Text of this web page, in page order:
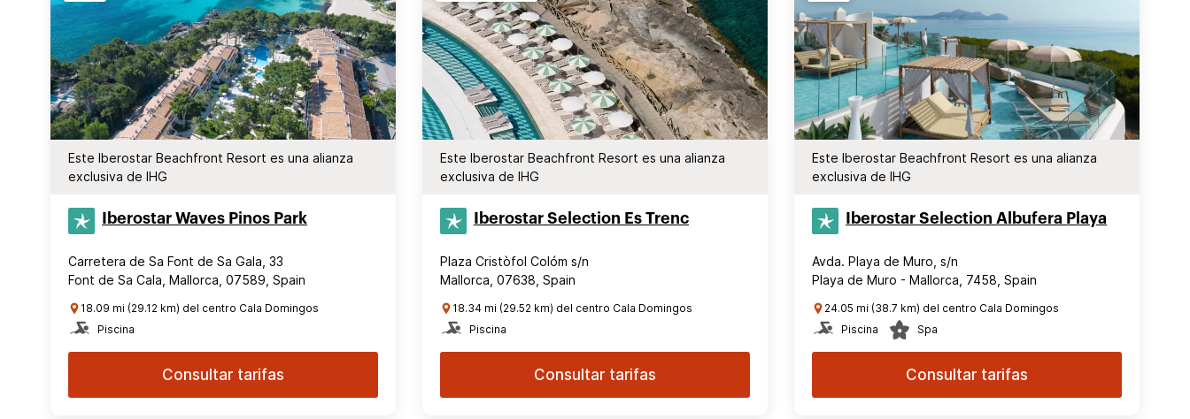
Este Iberostar Beachfront Resort es una alianza
exclusiva de IHG
Iberostar Waves Pinos Park
Carretera de Sa Font de Sa Gala, 33
Font de Sa Cala, Mallorca, 07589, Spain
18.09 mi (29.12 km) del centro Cala Domingos
Piscina
Consultar tarifas
Este Iberostar Beachfront Resort es una alianza
exclusiva de IHG
Iberostar Selection​ Es Trenc
Plaza Cristòfol Colóm s/n
Mallorca, 07638, Spain
18.34 mi (29.52 km) del centro Cala Domingos
Piscina
Consultar tarifas
Este Iberostar Beachfront Resort es una alianza
exclusiva de IHG
Iberostar Selection​ Albufera Playa
Avda. Playa de Muro, s/n
Playa de Muro - Mallorca, 7458, Spain
24.05 mi (38.7 km) del centro Cala Domingos
Piscina
Spa
Consultar tarifas